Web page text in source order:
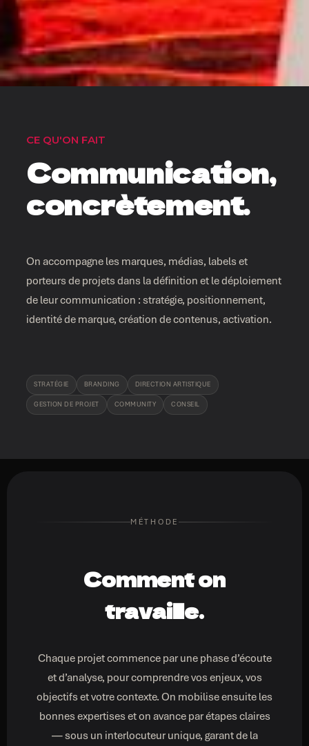
CE QU'ON FAIT
Communication,
concrètement.
On accompagne les marques, médias, labels et
porteurs de projets dans la définition et le déploiement
de leur communication : stratégie, positionnement,
identité de marque, création de contenus, activation.
STRATÉGIE BRANDING DIRECTION ARTISTIQUE
GESTION DE PROJET COMMUNITY CONSEIL
MÉTHODE
Comment on
travaille.
Chaque projet commence par une phase d’écoute
et d’analyse, pour comprendre vos enjeux, vos
objectifs et votre contexte. On mobilise ensuite les
bonnes expertises et on avance par étapes claires
— sous un interlocuteur unique, garant de la